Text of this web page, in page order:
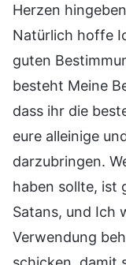
Herzen
Natürlich hoffe
guten
besteht Meine
dass ihr die
eure alleinige
darzubringen.
haben sollte, ist
Satans, und Ich
Verwendung